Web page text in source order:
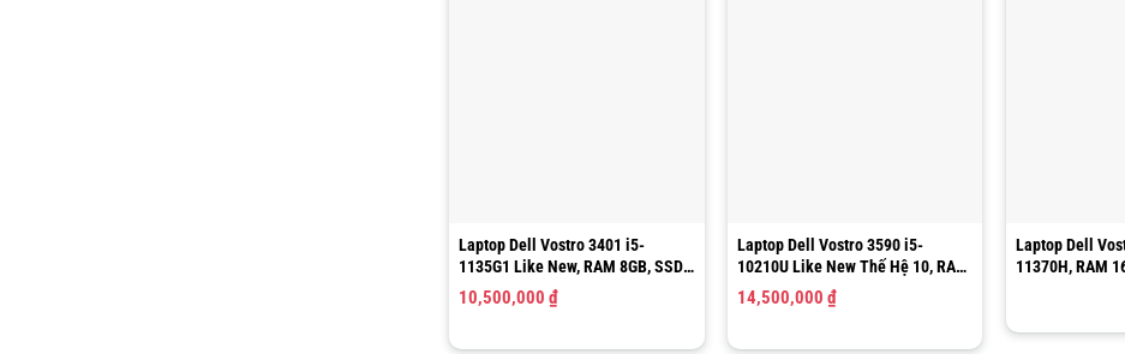
Laptop Dell Vostro 3401 i5-
1135G1 Like New, RAM 8GB, SSD
512GB, 14″ FHD
10,500,000₫
Laptop Dell Vostro 3590 i5-
10210U Like New Thế Hệ 10, RAM
4GB, HDD 1TB
14,500,000₫
Laptop Dell
11370H, RAM